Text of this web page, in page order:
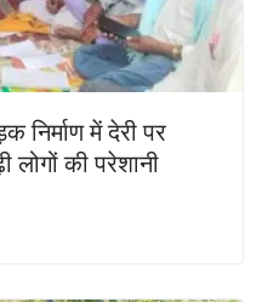
निर्माण में देरी पर
लोगों की परेशानी